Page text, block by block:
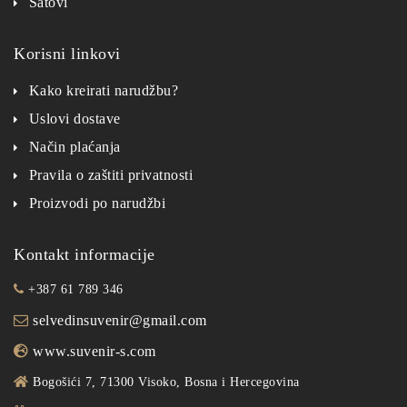
Korisni linkovi
Kako kreirati narudžbu?
Uslovi dostave
Način plaćanja
Pravila o zaštiti privatnosti
Proizvodi po narudžbi
Kontakt informacije
+387 61 789 346
selvedinsuvenir@gmail.com
www.suvenir-s.com
Bogošići 7, 71300 Visoko, Bosna i Hercegovina